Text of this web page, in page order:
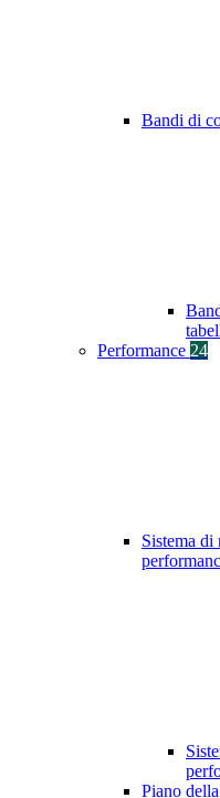
Bandi di
Performance 24
Sistema di
Piano